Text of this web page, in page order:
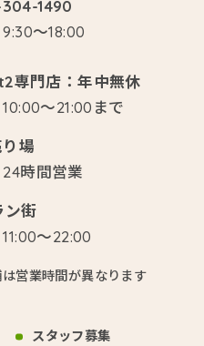
1490
～18:00
専門店：年中無休
～21:00まで
場
時間営業
ン街
～22:00
営業時間が異なります
スタッフ募集